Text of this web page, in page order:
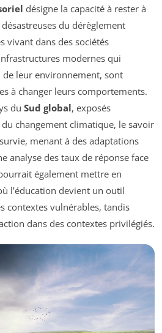
désigne la capacité à rester à
désastreuses du dérèglement
vivant dans des sociétés
modernes qui
leur environnement, sont
à changer leurs comportements.
du Sud global, exposés
changement climatique, le savoir
menant à des adaptations
analyse des taux de réponse face
également mettre en
l’éducation devient un outil
contextes vulnérables, tandis
dans des contextes privilégiés.